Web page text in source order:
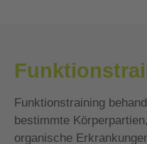
Funktionstraining
bestimmte
organische